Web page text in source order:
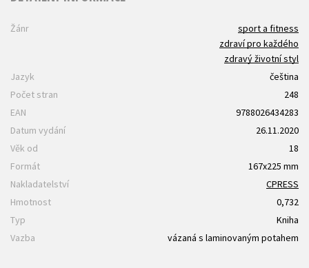
Žánr
sport a fitness
zdraví pro každého
zdravý životní styl
Jazyk
čeština
Počet stran
248
EAN
9788026434283
Datum vydání
26.11.2020
Věk od
18
Formát
167x225 mm
Nakladatelství
CPRESS
Hmotnost
0,732
Typ
Kniha
Vazba
vázaná s laminovaným potahem